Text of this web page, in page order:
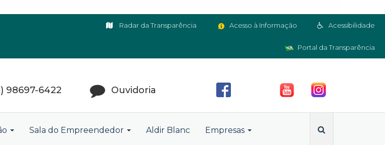
Acessibilidade
Acesso à Informação
Radar da Transparência
Portal da Transparência
98697-6422 Ouvidoria
Sala do Empreendedor Aldir Blanc Empresas